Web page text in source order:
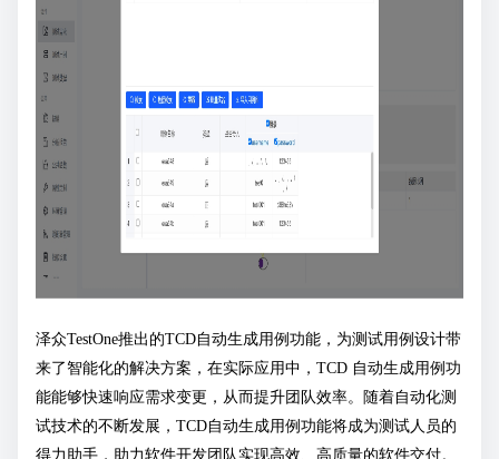
泽众TestOne推出的TCD自动生成用例功能，为测试用例设计带
来了智能化的解决方案，在实际应用中，TCD 自动生成用例功
能能够快速响应需求变更，从而提升团队效率。随着自动化测
试技术的不断发展，TCD自动生成用例功能将成为测试人员的
得力助手，助力软件开发团队实现高效、高质量的软件交付。